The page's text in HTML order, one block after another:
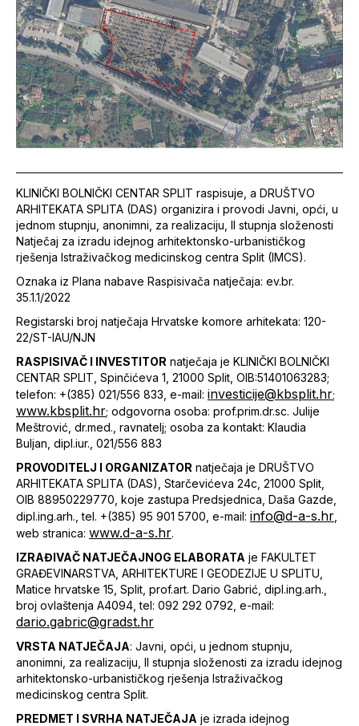
KLINIČKI BOLNIČKI CENTAR SPLIT raspisuje, a DRUŠTVO
ARHITEKATA SPLITA (DAS) organizira i provodi Javni, opći, u
jednom stupnju, anonimni, za realizaciju, II stupnja složenosti
Natječaj za izradu idejnog arhitektonsko-urbanističkog
rješenja Istraživačkog medicinskog centra Split (IMCS).
Oznaka iz Plana nabave Raspisivača natječaja: ev.br.
35.1.1/2022
Registarski broj natječaja Hrvatske komore arhitekata: 120-
22/ST-IAU/NJN
RASPISIVAČ I INVESTITOR natječaja je KLINIČKI BOLNIČKI
CENTAR SPLIT, Spinčićeva 1, 21000 Split, OIB:51401063283;
telefon: +(385) 021/556 833, e-mail: investicije@kbsplit.hr;
www.kbsplit.hr; odgovorna osoba: prof.prim.dr.sc. Julije
Meštrović, dr.med., ravnatelj; osoba za kontakt: Klaudia
Buljan, dipl.iur., 021/556 883
PROVODITELJ I ORGANIZATOR natječaja je DRUŠTVO
ARHITEKATA SPLITA (DAS), Starčevićeva 24c, 21000 Split,
OIB 88950229770, koje zastupa Predsjednica, Daša Gazde,
dipl.ing.arh., tel. +(385) 95 901 5700, e-mail: info@d-a-s.hr
web stranica: www.d-a-s.hr.
IZRAĐIVAČ NATJEČAJNOG ELABORATA je FAKULTET
GRAĐEVINARSTVA, ARHITEKTURE I GEODEZIJE U SPLITU,
Matice hrvatske 15, Split, prof.art. Dario Gabrić, dipl.ing.arh.,
broj ovlaštenja A4094, tel: 092 292 0792, e-mail:
dario.gabric@gradst.hr
VRSTA NATJEČAJA: Javni, opći, u jednom stupnju,
anonimni, za realizaciju, II stupnja složenosti za izradu idejnog
arhitektonsko-urbanističkog rješenja Istraživačkog
medicinskog centra Split.
PREDMET I SVRHA NATJEČAJA je izrada idejnog